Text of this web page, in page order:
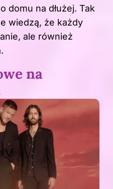
domu na dłużej. Tak
wiedzą, że każdy
ale również
na